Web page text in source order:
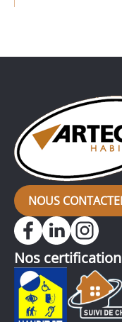
lequel l’ancien
NOUS
Nos